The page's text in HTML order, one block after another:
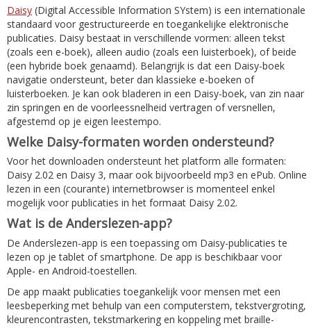
Daisy (Digital Accessible Information SYstem) is een internationale
standaard voor gestructureerde en toegankelijke elektronische
publicaties. Daisy bestaat in verschillende vormen: alleen tekst
(zoals een e-boek), alleen audio (zoals een luisterboek), of beide
(een hybride boek genaamd). Belangrijk is dat een Daisy-boek
navigatie ondersteunt, beter dan klassieke e-boeken of
luisterboeken. Je kan ook bladeren in een Daisy-boek, van zin naar
zin springen en de voorleessnelheid vertragen of versnellen,
afgestemd op je eigen leestempo.
Welke Daisy-formaten worden ondersteund?
Voor het downloaden ondersteunt het platform alle formaten:
Daisy 2.02 en Daisy 3, maar ook bijvoorbeeld mp3 en ePub. Online
lezen in een (courante) internetbrowser is momenteel enkel
mogelijk voor publicaties in het formaat Daisy 2.02.
Wat is de Anderslezen-app?
De Anderslezen-app is een toepassing om Daisy-publicaties te
lezen op je tablet of smartphone. De app is beschikbaar voor
Apple- en Android-toestellen.
De app maakt publicaties toegankelijk voor mensen met een
leesbeperking met behulp van een computerstem, tekstvergroting,
kleurencontrasten, tekstmarkering en koppeling met braille-